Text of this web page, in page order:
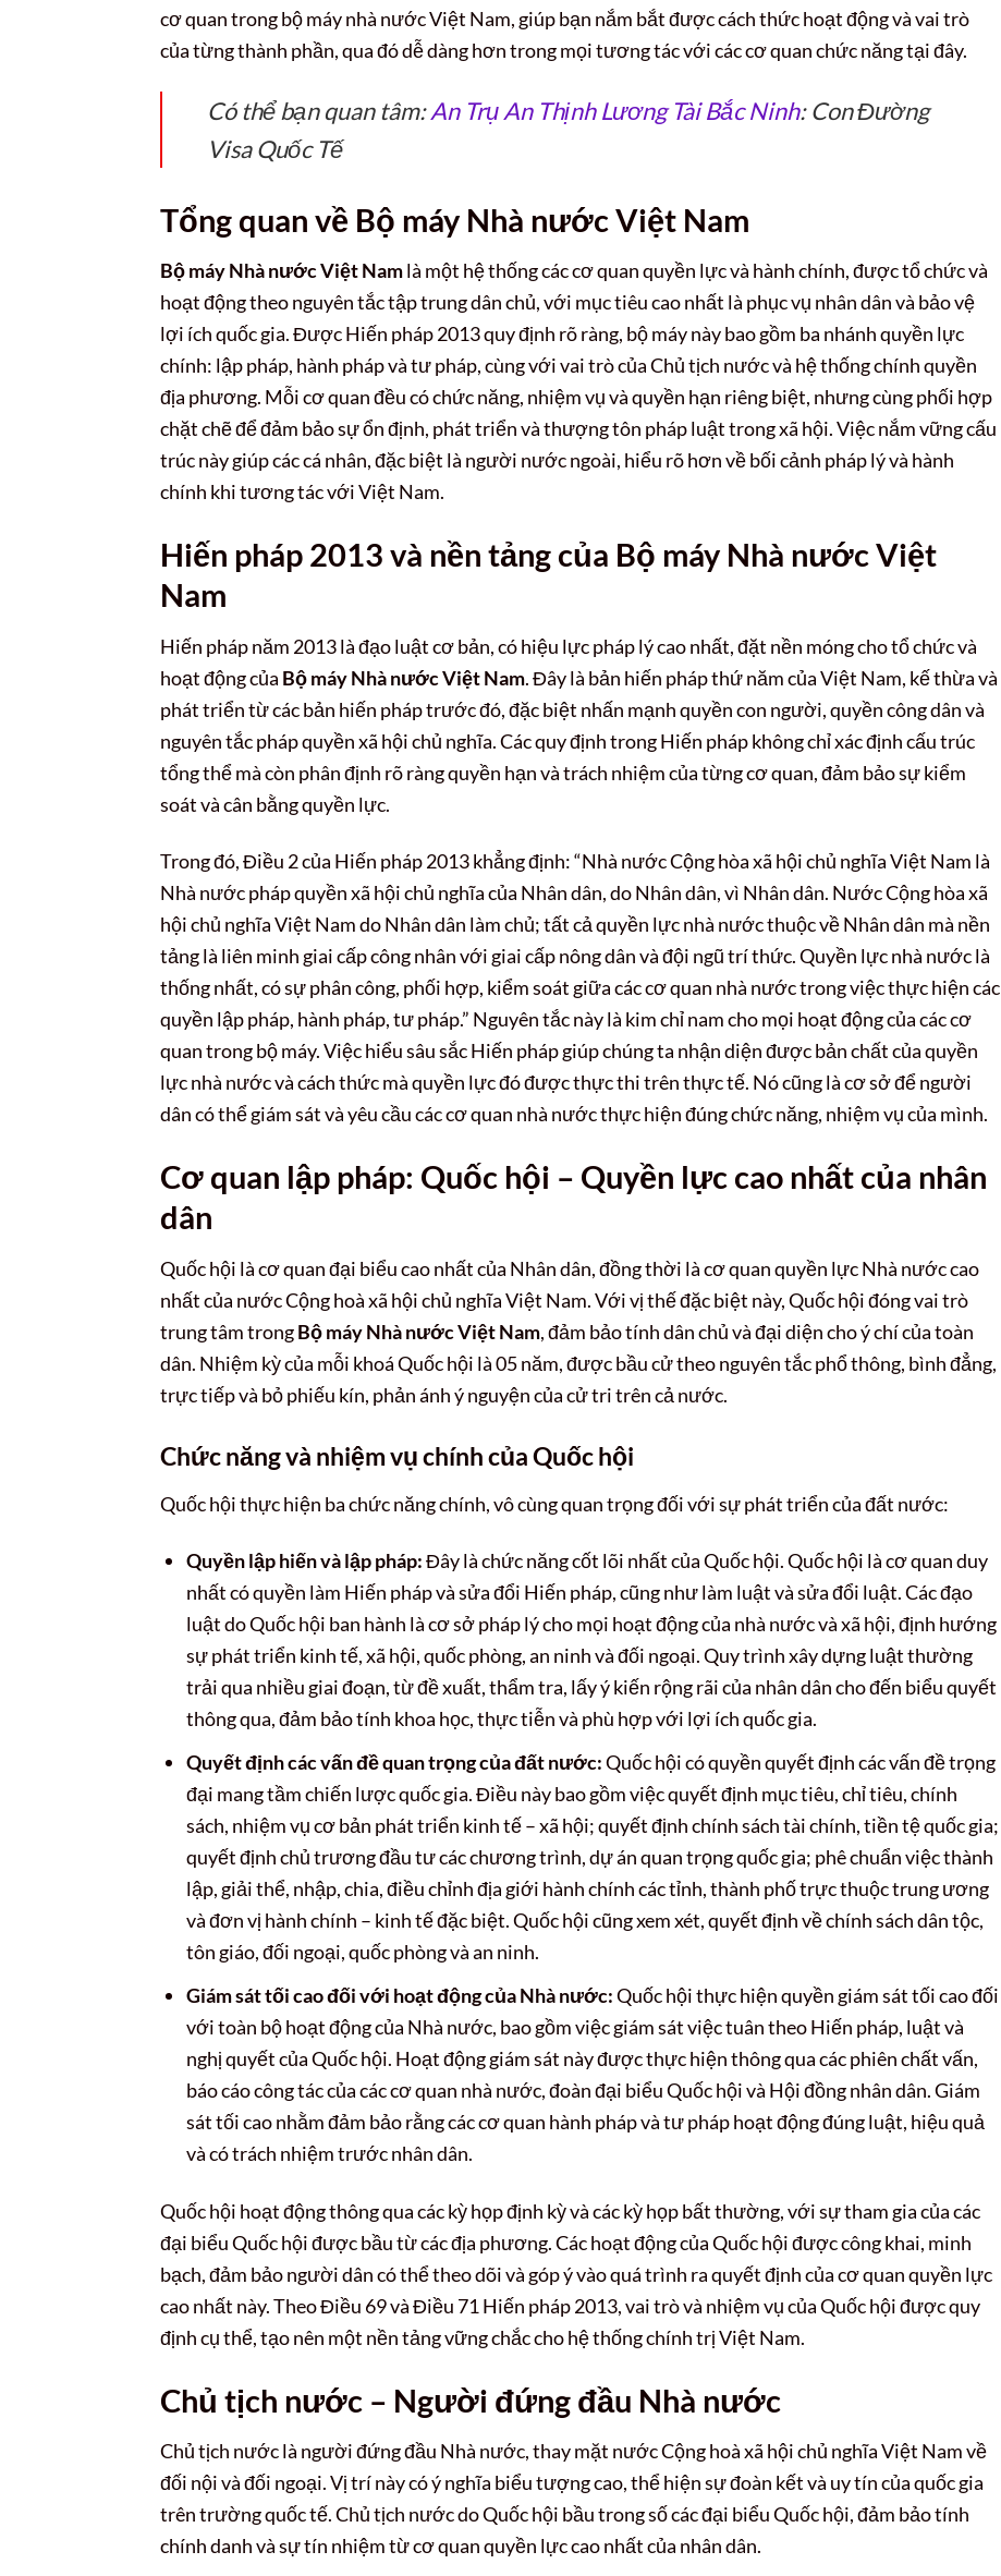
cơ quan trong bộ máy nhà nước Việt Nam, giúp bạn nắm bắt được cách thức hoạt động và vai trò
của từng thành phần, qua đó dễ dàng hơn trong mọi tương tác với các cơ quan chức năng tại đây.
Có thể bạn quan tâm:An Trụ An Thịnh Lương Tài Bắc Ninh: Con Đường
Visa Quốc Tế
Tổng quan về Bộ máy Nhà nước Việt Nam
Bộ máy Nhà nước Việt Namlà một hệ thống các cơ quan quyền lực và hành chính, được tổ chức và
hoạt động theo nguyên tắc tập trung dân chủ, với mục tiêu cao nhất là phục vụ nhân dân và bảo vệ
lợi ích quốc gia. Được Hiến pháp 2013 quy định rõ ràng, bộ máy này bao gồm ba nhánh quyền lực
chính: lập pháp, hành pháp và tư pháp, cùng với vai trò của Chủ tịch nước và hệ thống chính quyền
địa phương. Mỗi cơ quan đều có chức năng, nhiệm vụ và quyền hạn riêng biệt, nhưng cùng phối hợp
chặt chẽ để đảm bảo sự ổn định, phát triển và thượng tôn pháp luật trong xã hội. Việc nắm vững cấu
trúc này giúp các cá nhân, đặc biệt là người nước ngoài, hiểu rõ hơn về bối cảnh pháp lý và hành
chính khi tương tác với Việt Nam.
Hiến pháp 2013 và nền tảng của Bộ máy Nhà nước Việt
Nam
Hiến pháp năm 2013 là đạo luật cơ bản, có hiệu lực pháp lý cao nhất, đặt nền móng cho tổ chức và
hoạt động của Bộ máy Nhà nước Việt Nam. Đây là bản hiến pháp thứ năm của Việt Nam, kế thừa và
phát triển từ các bản hiến pháp trước đó, đặc biệt nhấn mạnh quyền con người, quyền công dân và
nguyên tắc pháp quyền xã hội chủ nghĩa. Các quy định trong Hiến pháp không chỉ xác định cấu trúc
tổng thể mà còn phân định rõ ràng quyền hạn và trách nhiệm của từng cơ quan, đảm bảo sự kiểm
soát và cân bằng quyền lực.
Trong đó, Điều 2 của Hiến pháp 2013 khẳng định: “Nhà nước Cộng hòa xã hội chủ nghĩa Việt Nam là
Nhà nước pháp quyền xã hội chủ nghĩa của Nhân dân, do Nhân dân, vì Nhân dân. Nước Cộng hòa xã
hội chủ nghĩa Việt Nam do Nhân dân làm chủ; tất cả quyền lực nhà nước thuộc về Nhân dân mà nền
tảng là liên minh giai cấp công nhân với giai cấp nông dân và đội ngũ trí thức. Quyền lực nhà nước là
thống nhất, có sự phân công, phối hợp, kiểm soát giữa các cơ quan nhà nước trong việc thực hiện các
quyền lập pháp, hành pháp, tư pháp.” Nguyên tắc này là kim chỉ nam cho mọi hoạt động của các cơ
quan trong bộ máy. Việc hiểu sâu sắc Hiến pháp giúp chúng ta nhận diện được bản chất của quyền
lực nhà nước và cách thức mà quyền lực đó được thực thi trên thực tế. Nó cũng là cơ sở để người
dân có thể giám sát và yêu cầu các cơ quan nhà nước thực hiện đúng chức năng, nhiệm vụ của mình.
Cơ quan lập pháp: Quốc hội – Quyền lực cao nhất của nhân
dân
Quốc hội là cơ quan đại biểu cao nhất của Nhân dân, đồng thời là cơ quan quyền lực Nhà nước cao
nhất của nước Cộng hoà xã hội chủ nghĩa Việt Nam. Với vị thế đặc biệt này, Quốc hội đóng vai trò
trung tâm trongBộ máy Nhà nước Việt Nam, đảm bảo tính dân chủ và đại diện cho ý chí của toàn
dân. Nhiệm kỳ của mỗi khoá Quốc hội là 05 năm, được bầu cử theo nguyên tắc phổ thông, bình đẳng,
trực tiếp và bỏ phiếu kín, phản ánh ý nguyện của cử tri trên cả nước.
Chức năng và nhiệm vụ chính của Quốc hội
Quốc hội thực hiện ba chức năng chính, vô cùng quan trọng đối với sự phát triển của đất nước:
Quyền lập hiến và lập pháp:Đây là chức năng cốt lõi nhất của Quốc hội. Quốc hội là cơ quan duy
nhất có quyền làm Hiến pháp và sửa đổi Hiến pháp, cũng như làm luật và sửa đổi luật. Các đạo
luật do Quốc hội ban hành là cơ sở pháp lý cho mọi hoạt động của nhà nước và xã hội, định hướng
sự phát triển kinh tế, xã hội, quốc phòng, an ninh và đối ngoại. Quy trình xây dựng luật thường
trải qua nhiều giai đoạn, từ đề xuất, thẩm tra, lấy ý kiến rộng rãi của nhân dân cho đến biểu quyết
thông qua, đảm bảo tính khoa học, thực tiễn và phù hợp với lợi ích quốc gia.
Quyết định các vấn đề quan trọng của đất nước:Quốc hội có quyền quyết định các vấn đề trọng
đại mang tầm chiến lược quốc gia. Điều này bao gồm việc quyết định mục tiêu, chỉ tiêu, chính
sách, nhiệm vụ cơ bản phát triển kinh tế – xã hội; quyết định chính sách tài chính, tiền tệ quốc gia;
quyết định chủ trương đầu tư các chương trình, dự án quan trọng quốc gia; phê chuẩn việc thành
lập, giải thể, nhập, chia, điều chỉnh địa giới hành chính các tỉnh, thành phố trực thuộc trung ương
và đơn vị hành chính – kinh tế đặc biệt. Quốc hội cũng xem xét, quyết định về chính sách dân tộc,
tôn giáo, đối ngoại, quốc phòng và an ninh.
Giám sát tối cao đối với hoạt động của Nhà nước:Quốc hội thực hiện quyền giám sát tối cao đối
với toàn bộ hoạt động của Nhà nước, bao gồm việc giám sát việc tuân theo Hiến pháp, luật và
nghị quyết của Quốc hội. Hoạt động giám sát này được thực hiện thông qua các phiên chất vấn,
báo cáo công tác của các cơ quan nhà nước, đoàn đại biểu Quốc hội và Hội đồng nhân dân. Giám
sát tối cao nhằm đảm bảo rằng các cơ quan hành pháp và tư pháp hoạt động đúng luật, hiệu quả
và có trách nhiệm trước nhân dân.
Quốc hội hoạt động thông qua các kỳ họp định kỳ và các kỳ họp bất thường, với sự tham gia của các
đại biểu Quốc hội được bầu từ các địa phương. Các hoạt động của Quốc hội được công khai, minh
bạch, đảm bảo người dân có thể theo dõi và góp ý vào quá trình ra quyết định của cơ quan quyền lực
cao nhất này. Theo Điều 69 và Điều 71 Hiến pháp 2013, vai trò và nhiệm vụ của Quốc hội được quy
định cụ thể, tạo nên một nền tảng vững chắc cho hệ thống chính trị Việt Nam.
Chủ tịch nước – Người đứng đầu Nhà nước
Chủ tịch nước là người đứng đầu Nhà nước, thay mặt nước Cộng hoà xã hội chủ nghĩa Việt Nam về
đối nội và đối ngoại. Vị trí này có ý nghĩa biểu tượng cao, thể hiện sự đoàn kết và uy tín của quốc gia
trên trường quốc tế. Chủ tịch nước do Quốc hội bầu trong số các đại biểu Quốc hội, đảm bảo tính
chính danh và sự tín nhiệm từ cơ quan quyền lực cao nhất của nhân dân.